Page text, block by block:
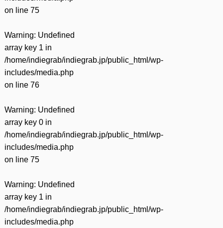
on line 75
Warning: Undefined
array key 1 in
/home/indiegrab/indiegrab.jp/public_html/wp-
includes/media.php
on line 76
Warning: Undefined
array key 0 in
/home/indiegrab/indiegrab.jp/public_html/wp-
includes/media.php
on line 75
Warning: Undefined
array key 1 in
/home/indiegrab/indiegrab.jp/public_html/wp-
includes/media.php